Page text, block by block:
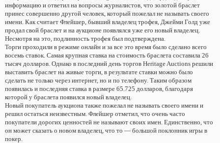
информацию и ответил на вопросы журналистов, что золотой браслет
принес совершенно другой человек, который пожелал не называть своего
имени. Как считает Флейшер, бывший владелец трофея, Джейми Голд уже
продал свой браслет и на аукционе появлялся уже его новый владелец.
Несмотря на это, подлинность трофея был подтверждена.
Торги проходили в режиме онлайн и за все это время было сделано всего
восемь ставок. Самая крупная ставка на стоимость браслета составила 26
тысяч долларов. Однако в последний день торгов Heritage Auctions решили
выставить браслет на живые торги, в результате ставки можно было
сделать не только через интернет, но и по телефону. Таким образом
появилась и последняя ставка в размере 65.725 долларов, благодаря
которой у браслета появился новый владелец.
Новый покупатель аукциона также пожелал не называть своего имени и
решил остаться неизвестным. Флейшер отметил, что очень часто
покупатели дорогих ценностей не называют своих имен. Единственно, что
он может сказать о новом владелец, что то — большой поклонник игры в
покер.